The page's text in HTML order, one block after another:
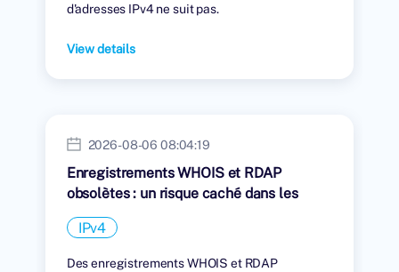
d'adresses IPv4 ne suit pas.
View details
2026-08-06 08:04:19
Enregistrements WHOIS et RDAP
obsolètes : un risque caché dans les
transferts IPv4
IPv4
Des enregistrements WHOIS et RDAP